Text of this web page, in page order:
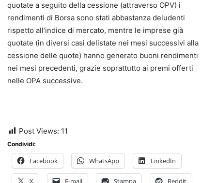
quotate a seguito della cessione (attraverso OPV) i
rendimenti di Borsa sono stati abbastanza deludenti
rispetto all’indice di mercato, mentre le imprese già
quotate (in diversi casi delistate nei mesi successivi alla
cessione delle quote) hanno generato buoni rendimenti
nei mesi precedenti, grazie soprattutto ai premi offerti
nelle OPA successive.
Post Views: 11
Condividi:
Facebook WhatsApp LinkedIn
X E-mail Stampa Reddit